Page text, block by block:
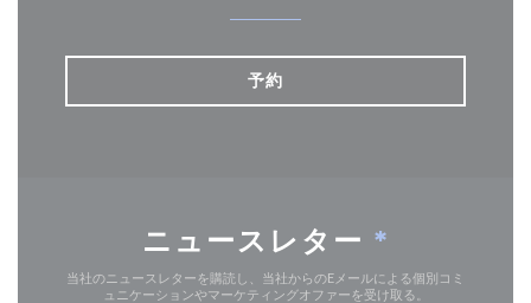
予約
ニュースレター *
当社のニュースレターを購読し、当社からのEメールによる個別コミ
ュニケーションやマーケティングオファーを受け取る。